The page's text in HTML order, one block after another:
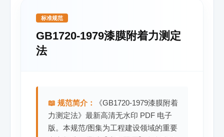
标准规范
GB1720-1979漆膜附着力测定
法
📖 规范简介：
《GB1720-1979漆膜附着
力测定法》最新高清无水印 PDF 电子
版。本规范/图集为工程建设领域的重要